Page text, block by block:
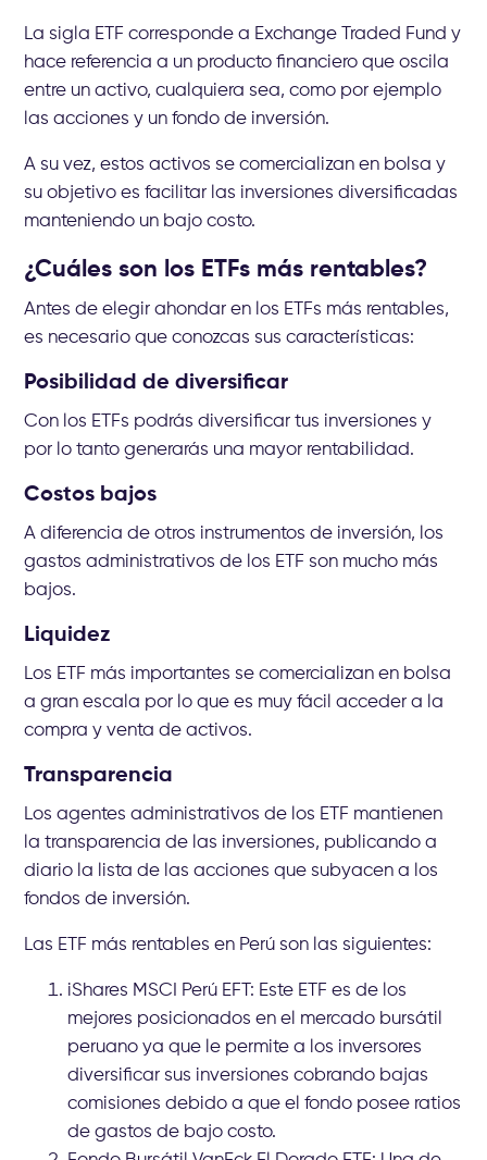
La sigla ETF corresponde a Exchange Traded Fund y
hace referencia a un producto financiero que oscila
entre un activo, cualquiera sea, como por ejemplo
las acciones y un fondo de inversión.
A su vez, estos activos se comercializan en bolsa y
su objetivo es facilitar las inversiones diversificadas
manteniendo un bajo costo.
¿Cuáles son los ETFs más rentables?
Antes de elegir ahondar en los ETFs más rentables,
es necesario que conozcas sus características:
Posibilidad de diversificar
Con los ETFs podrás diversificar tus inversiones y
por lo tanto generarás una mayor rentabilidad.
Costos bajos
A diferencia de otros instrumentos de inversión, los
gastos administrativos de los ETF son mucho más
bajos.
Liquidez
Los ETF más importantes se comercializan en bolsa
a gran escala por lo que es muy fácil acceder a la
compra y venta de activos.
Transparencia
Los agentes administrativos de los ETF mantienen
la transparencia de las inversiones, publicando a
diario la lista de las acciones que subyacen a los
fondos de inversión.
Las ETF más rentables en Perú son las siguientes:
iShares MSCI Perú EFT: Este ETF es de los
mejores posicionados en el mercado bursátil
peruano ya que le permite a los inversores
diversificar sus inversiones cobrando bajas
comisiones debido a que el fondo posee ratios
de gastos de bajo costo.